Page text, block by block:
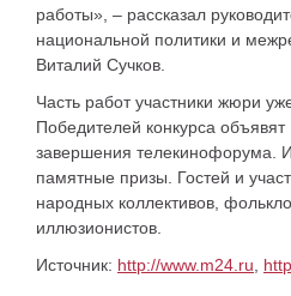
работы», – рассказал
национальной политики и
Виталий Сучков.
Часть работ участники жюри
Победителей конкурса объявят
завершения телекинофорума.
памятные призы. Гостей и
народных коллективов,
иллюзионистов.
Источник: http://www.m24.ru